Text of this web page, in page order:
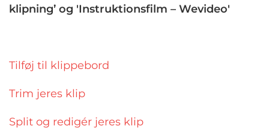
klipning’ og 'Instruktionsfilm – Wevideo'
Tilføj til klippebord
Trim jeres klip
Split og redigér jeres klip